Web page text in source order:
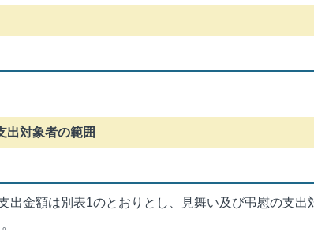
出対象者の範囲
出金額は別表1のとおりとし、見舞い及び弔慰の支出